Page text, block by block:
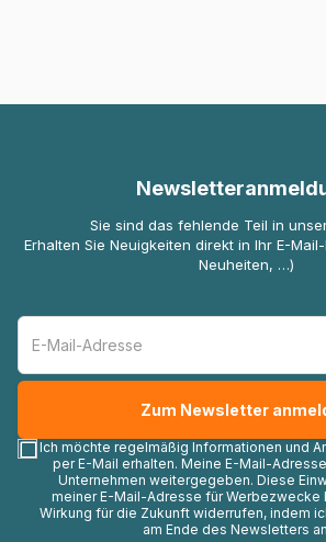
Sie sind das fehlende Teil in
Erhalten Sie Neuigkeiten direkt in Ihr E-
Neuheiten, …)
Ich möchte regelmäßig Informationen und
per E-Mail erhalten. Meine E-Mail-
Unternehmen weitergegeben. Diese
meiner E-Mail-Adresse für Werbezwecke
Wirkung für die Zukunft widerrufen, indem
am Ende des Newsletters